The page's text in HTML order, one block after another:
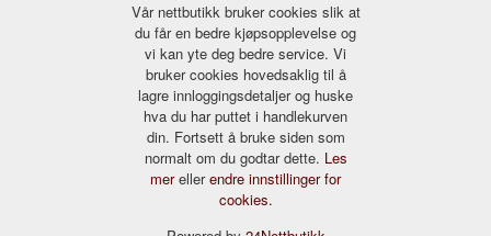
Vår nettbutikk bruker cookies slik at
du får en bedre kjøpsopplevelse og
vi kan yte deg bedre service. Vi
bruker cookies hovedsaklig til å
lagre innloggingsdetaljer og huske
hva du har puttet i handlekurven
din. Fortsett å bruke siden som
normalt om du godtar dette. Les
merellerendre innstillinger for
cookies.